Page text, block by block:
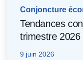
Conjoncture
Tendances
trimestre 2026
9 juin 2026